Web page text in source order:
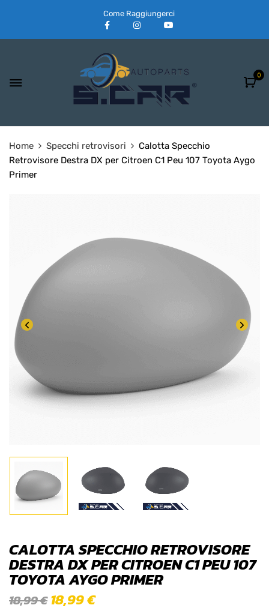
Come Raggiungerci
0
Home Specchi retrovisori
Calotta Specchio
Retrovisore Destra DX per Citroen C1 Peu 107 Toyota Aygo
Primer
CALOTTA SPECCHIO RETROVISORE
DESTRA DX PER CITROEN C1 PEU 107
TOYOTA AYGO PRIMER
18,99€ 18,99€